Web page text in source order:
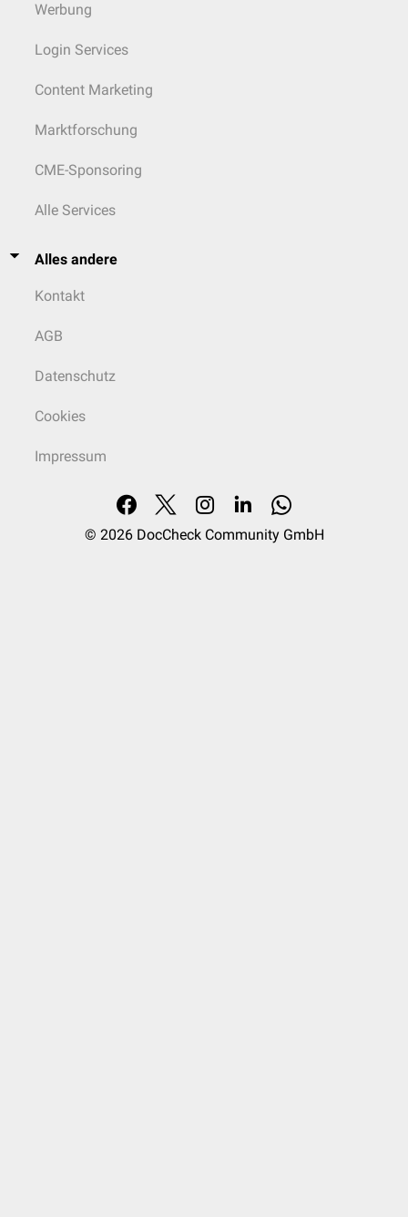
Werbung
Login Services
Content Marketing
Marktforschung
CME-Sponsoring
Alle Services
Alles andere
Kontakt
AGB
Datenschutz
Cookies
Impressum
© 2026 DocCheck Community GmbH